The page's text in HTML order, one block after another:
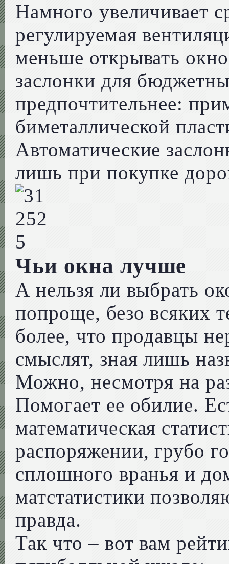
Намного увеличивает
регулируемая
меньше открывать
заслонки для
предпочтительнее:
биметаллической
Автоматические
лишь при покупке
Чьи окна лучше
А нельзя ли выбрать
попроще, безо всяких
более, что продавцы
смыслят, зная лишь
Можно, несмотря на
Помогает ее обилие.
математическая
распоряжении, грубо
сплошного вранья и
матстатистики
правда.
Так что – вот вам